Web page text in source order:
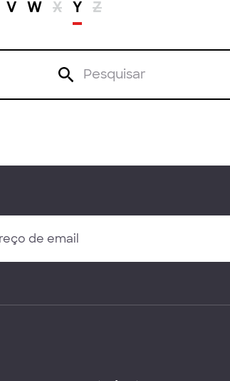
V W X Y Z